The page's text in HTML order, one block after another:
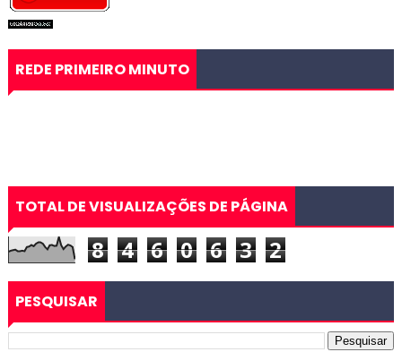
REDE PRIMEIRO MINUTO
TOTAL DE VISUALIZAÇÕES DE PÁGINA
8 4 6 0 6 3 2
PESQUISAR